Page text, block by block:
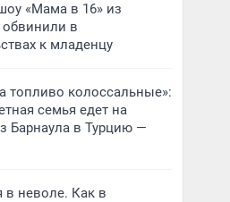
«Мама в 16» из
обвинили в
к младенцу
топливо колоссальные»:
семья едет на
Барнаула в Турцию —
в неволе. Как в